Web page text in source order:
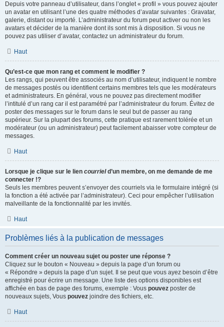
Depuis votre panneau d’utilisateur, dans l’onglet « profil » vous pouvez ajouter
un avatar en utilisant l’une des quatre méthodes d’avatar suivantes : Gravatar,
galerie, distant ou importé. L’administrateur du forum peut activer ou non les
avatars et décider de la manière dont ils sont mis à disposition. Si vous ne
pouvez pas utiliser d’avatar, contactez un administrateur du forum.
Haut
Qu’est-ce que mon rang et comment le modifier ?
Les rangs, qui peuvent être associés au nom d’utilisateur, indiquent le nombre
de messages postés ou identifient certains membres tels que les modérateurs
et administrateurs. En général, vous ne pouvez pas directement modifier
l’intitulé d’un rang car il est paramétré par l’administrateur du forum. Évitez de
poster des messages sur le forum dans le seul but de passer au rang
supérieur. Sur la plupart des forums, cette pratique est rarement tolérée et un
modérateur (ou un administrateur) peut facilement abaisser votre compteur de
messages.
Haut
Lorsque je clique sur le lien courrield’un membre, on me demande de me
connecter !?
Seuls les membres peuvent s’envoyer des courriels via le formulaire intégré (si
la fonction a été activée par l’administrateur). Ceci pour empêcher l’utilisation
malveillante de la fonctionnalité par les invités.
Haut
Problèmes liés à la publication de messages
Comment créer un nouveau sujet ou poster une réponse ?
Cliquez sur le bouton « Nouveau » depuis la page d’un forum ou
« Répondre » depuis la page d’un sujet. Il se peut que vous ayez besoin d’être
enregistré pour écrire un message. Une liste des options disponibles est
affichée en bas de page des forums, exemple : Vous pouvez poster de
nouveaux sujets, Vous pouvez joindre des fichiers, etc.
Haut